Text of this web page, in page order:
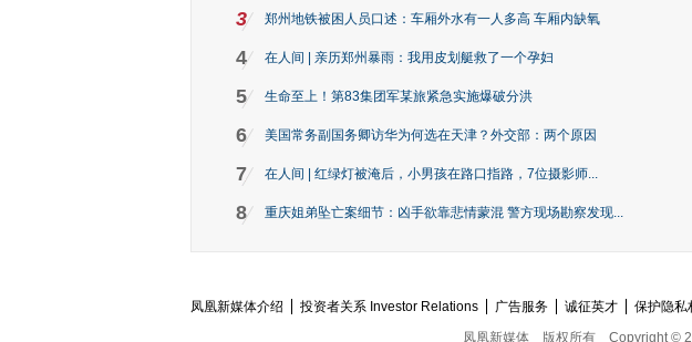
3 郑州地铁被困人员口述：车厢外水有一人多高 车厢内缺氧
4 在人间 | 亲历郑州暴雨：我用皮划艇救了一个孕妇
5 生命至上！第83集团军某旅紧急实施爆破分洪
6 美国常务副国务卿访华为何选在天津？外交部：两个原因
7 在人间 | 红绿灯被淹后，小男孩在路口指路，7位摄影师...
8 重庆姐弟坠亡案细节：凶手欲靠悲情蒙混 警方现场勘察发现...
凤凰新媒体介绍 投资者关系 Investor Relations 广告服务 诚征英才 保护隐私
凤凰新媒体
版权所有 Copyright ©